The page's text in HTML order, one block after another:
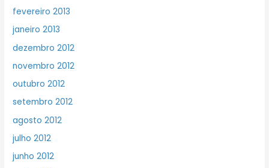
fevereiro 2013
janeiro 2013
dezembro 2012
novembro 2012
outubro 2012
setembro 2012
agosto 2012
julho 2012
junho 2012